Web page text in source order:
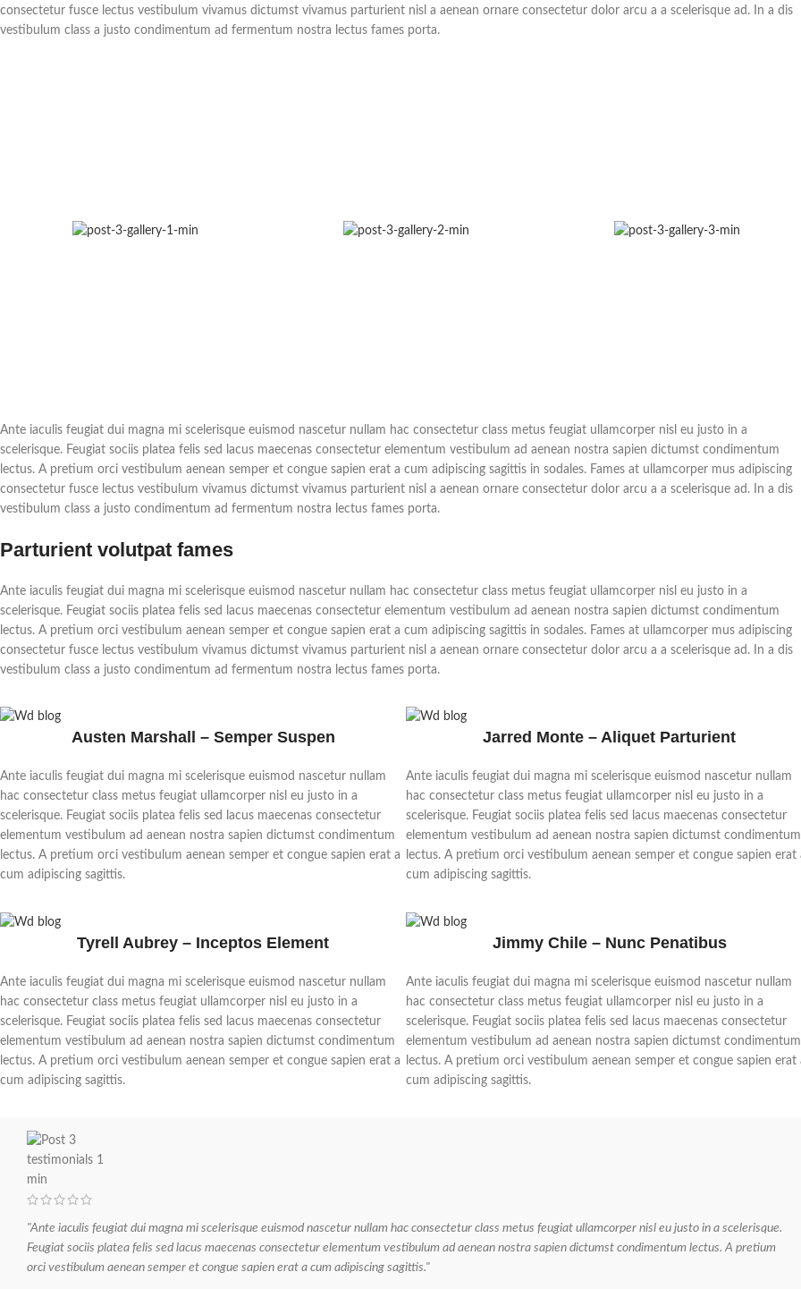
consectetur fusce lectus vestibulum vivamus dictumst vivamus parturient nisl a aenean ornare consectetur dolor arcu a a scelerisque ad. In a dis
vestibulum class a justo condimentum ad fermentum nostra lectus fames porta.
Ante iaculis feugiat dui magna mi scelerisque euismod nascetur nullam hac consectetur class metus feugiat ullamcorper nisl eu justo in a
scelerisque. Feugiat sociis platea felis sed lacus maecenas consectetur elementum vestibulum ad aenean nostra sapien dictumst condimentum
lectus. A pretium orci vestibulum aenean semper et congue sapien erat a cum adipiscing sagittis in sodales. Fames at ullamcorper mus adipiscing
consectetur fusce lectus vestibulum vivamus dictumst vivamus parturient nisl a aenean ornare consectetur dolor arcu a a scelerisque ad. In a dis
vestibulum class a justo condimentum ad fermentum nostra lectus fames porta.
Parturient volutpat fames
Ante iaculis feugiat dui magna mi scelerisque euismod nascetur nullam hac consectetur class metus feugiat ullamcorper nisl eu justo in a
scelerisque. Feugiat sociis platea felis sed lacus maecenas consectetur elementum vestibulum ad aenean nostra sapien dictumst condimentum
lectus. A pretium orci vestibulum aenean semper et congue sapien erat a cum adipiscing sagittis in sodales. Fames at ullamcorper mus adipiscing
consectetur fusce lectus vestibulum vivamus dictumst vivamus parturient nisl a aenean ornare consectetur dolor arcu a a scelerisque ad. In a dis
vestibulum class a justo condimentum ad fermentum nostra lectus fames porta.
Austen Marshall – Semper Suspen
Ante iaculis feugiat dui magna mi scelerisque euismod nascetur nullam
hac consectetur class metus feugiat ullamcorper nisl eu justo in a
scelerisque. Feugiat sociis platea felis sed lacus maecenas consectetur
elementum vestibulum ad aenean nostra sapien dictumst condimentum
lectus. A pretium orci vestibulum aenean semper et congue sapien erat a
cum adipiscing sagittis.
Jarred Monte – Aliquet Parturient
Ante iaculis feugiat dui magna mi scelerisque euismod nascetur nullam
hac consectetur class metus feugiat ullamcorper nisl eu justo in a
scelerisque. Feugiat sociis platea felis sed lacus maecenas consectetur
elementum vestibulum ad aenean nostra sapien dictumst condimentum
lectus. A pretium orci vestibulum aenean semper et congue sapien erat
cum adipiscing sagittis.
Tyrell Aubrey – Inceptos Element
Ante iaculis feugiat dui magna mi scelerisque euismod nascetur nullam
hac consectetur class metus feugiat ullamcorper nisl eu justo in a
scelerisque. Feugiat sociis platea felis sed lacus maecenas consectetur
elementum vestibulum ad aenean nostra sapien dictumst condimentum
lectus. A pretium orci vestibulum aenean semper et congue sapien erat a
cum adipiscing sagittis.
Jimmy Chile – Nunc Penatibus
Ante iaculis feugiat dui magna mi scelerisque euismod nascetur nullam
hac consectetur class metus feugiat ullamcorper nisl eu justo in a
scelerisque. Feugiat sociis platea felis sed lacus maecenas consectetur
elementum vestibulum ad aenean nostra sapien dictumst condimentum
lectus. A pretium orci vestibulum aenean semper et congue sapien erat
cum adipiscing sagittis.
"Ante iaculis feugiat dui magna mi scelerisque euismod nascetur nullam hac consectetur class metus feugiat ullamcorper nisl eu justo in a scelerisque.
Feugiat sociis platea felis sed lacus maecenas consectetur elementum vestibulum ad aenean nostra sapien dictumst condimentum lectus. A pretium
orci vestibulum aenean semper et congue sapien erat a cum adipiscing sagittis."